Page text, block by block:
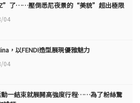
了……壓倒悉尼夜景的“美貌”超出極限
04
，以FENDI造型展現優雅魅力
04
動一結束就展開高強度行程……為了粉絲驚